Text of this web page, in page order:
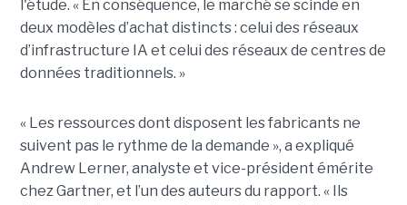
l'étude. « En conséquence, le marché se scinde en
deux modèles d’achat distincts : celui des réseaux
d’infrastructure IA et celui des réseaux de centres de
données traditionnels. »
« Les ressources dont disposent les fabricants ne
suivent pas le rythme de la demande », a expliqué
Andrew Lerner, analyste et vice-président émérite
chez Gartner, et l’un des auteurs du rapport. « Ils